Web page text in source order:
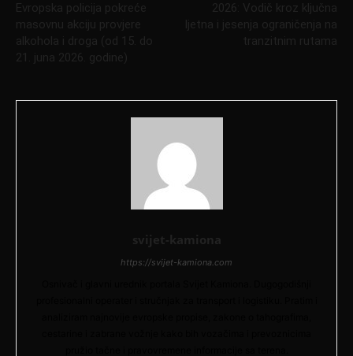
Evropska policija pokreće
masovnu akciju provjere
alkohola i droga (od 15. do
21. juna 2026. godine)
2026: Vodič kroz ključna
ljetna i jesenja ograničenja na
tranzitnim rutama
svijet-kamiona
https://svijet-kamiona.com